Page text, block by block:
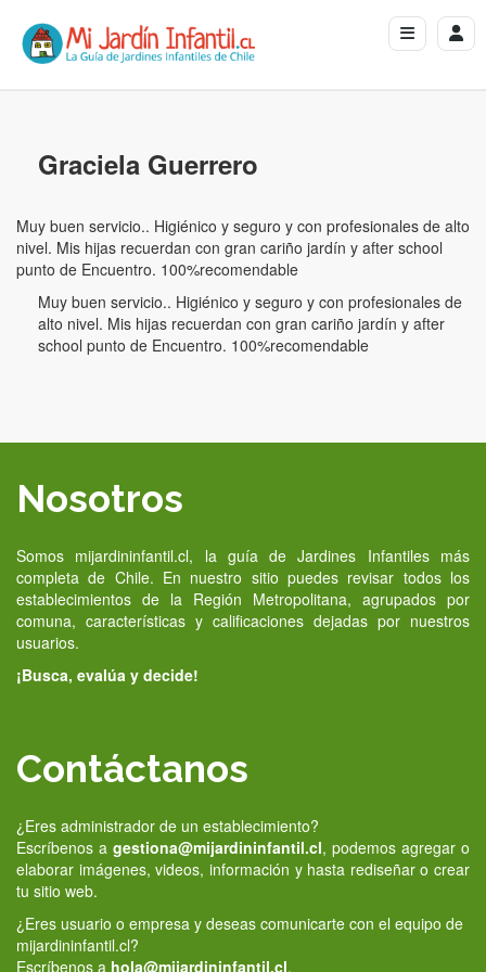
Graciela Guerrero
Muy buen servicio.. Higiénico y seguro y con profesionales de alto
nivel. Mis hijas recuerdan con gran cariño jardín y after school
punto de Encuentro. 100%recomendable
Muy buen servicio.. Higiénico y seguro y con profesionales de
alto nivel. Mis hijas recuerdan con gran cariño jardín y after
school punto de Encuentro. 100%recomendable
Nosotros
Somos mijardininfantil.cl, la guía de Jardines Infantiles más
completa de Chile. En nuestro sitio puedes revisar todos los
establecimientos de la Región Metropolitana, agrupados por
comuna, características y calificaciones dejadas por nuestros
usuarios.
¡Busca, evalúa y decide!
Contáctanos
¿Eres administrador de un establecimiento?
Escríbenos a gestiona@mijardininfantil.cl, podemos agregar o
elaborar imágenes, videos, información y hasta rediseñar o crear
tu sitio web.
¿Eres usuario o empresa y deseas comunicarte con el equipo de
mijardininfantil.cl?
Escríbenos a hola@mijardininfantil.cl.